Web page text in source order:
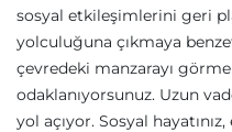
sosyal etkileşimlerini geri
yolculuğuna çıkmaya
çevredeki manzarayı
odaklanıyorsunuz. Uzun
yol açıyor. Sosyal